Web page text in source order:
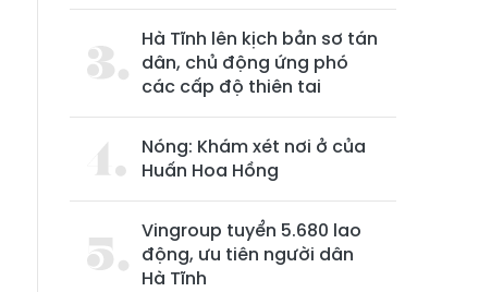
Hà Tĩnh lên kịch bản sơ tán
dân, chủ động ứng phó
các cấp độ thiên tai
Nóng: Khám xét nơi ở của
Huấn Hoa Hồng
Vingroup tuyển 5.680 lao
động, ưu tiên người dân
Hà Tĩnh